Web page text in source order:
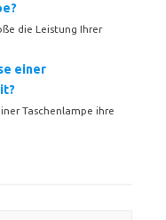
die Leistung Ihrer
einer
Taschenlampe ihre